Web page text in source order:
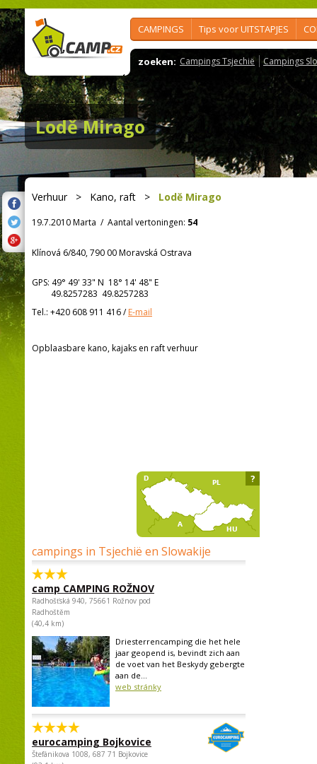
CAMPINGS Tips voor UITSTAPJES
zoeken: Campings Tsjechië Campings
Lodě Mirago
Verhuur> Kano, raft > Lodě Mirago
19.7.2010 Marta / Aantal vertoningen: 54
Klínová 6/840, 790 00 Moravská Ostrava
GPS: 49° 49' 33" N 18° 14' 48" E
49.8257283 49.8257283
Tel.: +420 608 911 416/E-mail
Opblaasbare kano, kajaks en raft verhuur
campings in Tsjechië en Slowakije
camp CAMPING ROŽNOV
Radhošťská 940, 75661 Rožnov pod
Radhoštěm
(40,4 km)
Driesterrencamping die het hele
jaar geopend is, bevindt zich aan
de voet van het Beskydy gebergte
aan de...
web stránky
eurocamping Bojkovice
Štefánikova 1008, 687 71 Bojkovice
?